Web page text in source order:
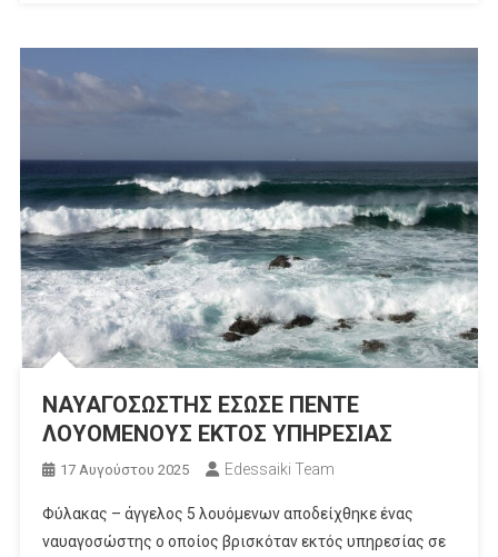
ΝΑΥΑΓΟΣΩΣΤΗΣ ΕΣΩΣΕ ΠΕΝΤΕ
ΛΟΥΟΜΕΝΟΥΣ ΕΚΤΟΣ ΥΠΗΡΕΣΙΑΣ
17 Αυγούστου 2025 Edessaiki Team
Φύλακας – άγγελος 5 λουόμενων αποδείχθηκε ένας
ναυαγοσώστης ο οποίος βρισκόταν εκτός υπηρεσίας σε